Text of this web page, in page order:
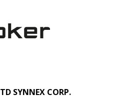
TD SYNNEX CORP.